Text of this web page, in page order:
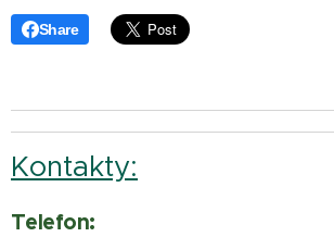
Share
Kontakty:
Telefon: